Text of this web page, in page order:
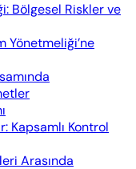
Bölgesel Riskler ve
Yönetmeliği’ne
Kapsamlı Kontrol
Arasında